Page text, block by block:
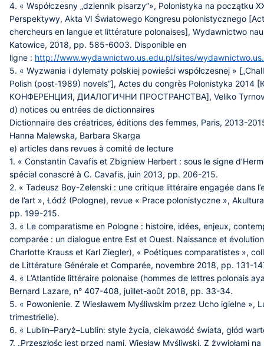
4. « Współczesny „dziennik pisarzy”», Polonistyka na początku
Perspektywy, Akta VI Światowego Kongresu polonistycznego
chercheurs en langue et littérature polonaises], Wydawnictwo
Katowice, 2018, pp. 585-6003. Disponible en
ligne : http://www.wydawnictwo.us.edu.pl/sites/
5. « Wyzwania i dylematy polskiej powieści współczesnej »
Polish (post-1989) novels”], Actes du congrès Polonistyka
КОНФЕРЕНЦИЯ, ДИАЛОГИЧНИ ПРОСТРАНСТВА], Veliko
d) notices ou entrées de dictionnaires
Dictionnaire des créatrices, éditions des femmes, Paris, 2013-
Hanna Malewska, Barbara Skarga
e) articles dans revues à comité de lecture
1. « Constantin Cavafis et Zbigniew Herbert : sous le signe
spécial conascré à C. Cavafis, juin 2013, pp. 206-215.
2. « Tadeusz Boy-Zelenski : une critique littéraire engagée dans
de l’art », Łódź (Pologne), revue « Prace polonistyczne »,
pp. 199-215.
3. « Le comparatisme en Pologne : histoire, idées, enjeux,
comparée : un dialogue entre Est et Ouest. Naissance et
Charlotte Krauss et Karl Ziegler), « Poétiques comparatistes »,
de Littérature Générale et Comparée, novembre 2018, pp. 131-
4. « L’Atlantide littéraire polonaise (hommes de lettres polonais
Bernard Lazare, n° 407-408, juillet-août 2018, pp. 33-34.
5. « Powonienie. Z Wiesławem Myśliwskim przez Ucho igielne »,
trimestrielle).
6. « Lublin–Paryż–Lublin: style życia, ciekawość świata, głód
7. „Przeszłośc jest przed nami. Wiesław Myśliwski. Z żywiołami